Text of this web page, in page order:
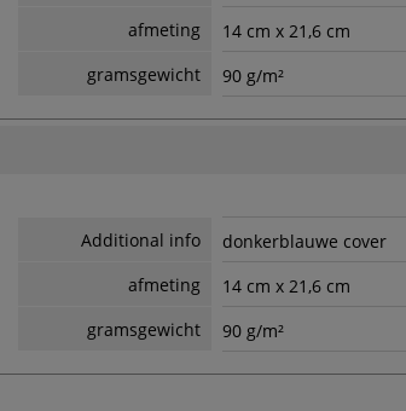
afmeting
14 cm x 21,6 cm
gramsgewicht
90 g/m²
Additional info
donkerblauwe cover
afmeting
14 cm x 21,6 cm
gramsgewicht
90 g/m²